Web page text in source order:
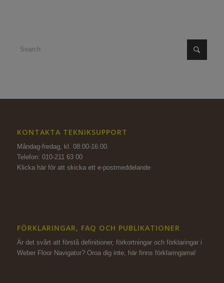
KONTAKTA TEKNIKSUPPORT
Måndag-fredag, kl. 08:00-16:00.
Telefon: 010-211 63 00
Klicka här för att skicka ett e-postmeddelande
FÖRKLARINGAR, FAQ OCH PUBLIKATIONER
Är det svårt att förstå definitioner, förkortningar och förklaringar i
Weber Floor Navigator? Oroa dig inte,
här finns förklaringarna!